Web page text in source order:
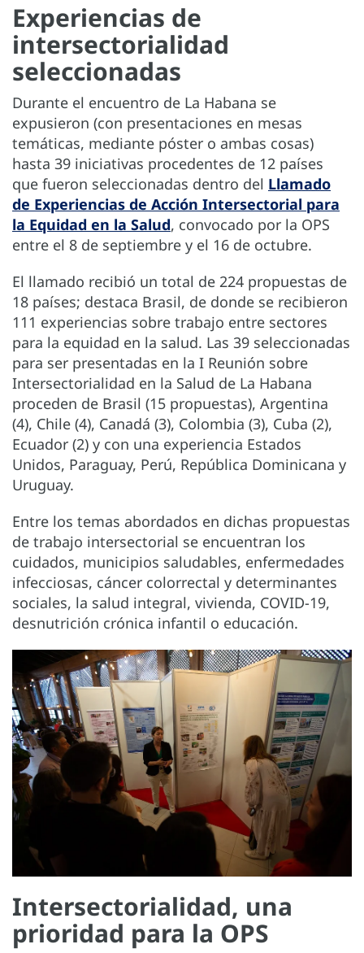
Experiencias de
intersectorialidad
seleccionadas
Durante el encuentro de La Habana se
expusieron (con presentaciones en mesas
temáticas, mediante póster o ambas cosas)
hasta 39 iniciativas procedentes de 12 países
que fueron seleccionadas dentro del Llamado
de Experiencias de Acción Intersectorial para
la Equidad en la Salud, convocado por la OPS
entre el 8 de septiembre y el 16 de octubre.
El llamado recibió un total de 224 propuestas de
18 países; destaca Brasil, de donde se recibieron
111 experiencias sobre trabajo entre sectores
para la equidad en la salud. Las 39 seleccionadas
para ser presentadas en la I Reunión sobre
Intersectorialidad en la Salud de La Habana
proceden de Brasil (15 propuestas), Argentina
(4), Chile (4), Canadá (3), Colombia (3), Cuba (2),
Ecuador (2) y con una experiencia Estados
Unidos, Paraguay, Perú, República Dominicana y
Uruguay.
Entre los temas abordados en dichas propuestas
de trabajo intersectorial se encuentran los
cuidados, municipios saludables, enfermedades
infecciosas, cáncer colorrectal y determinantes
sociales, la salud integral, vivienda, COVID-19,
desnutrición crónica infantil o educación.
Intersectorialidad, una
prioridad para la OPS